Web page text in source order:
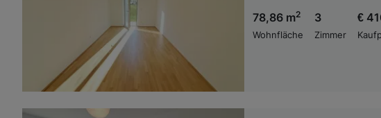
78,86 m2
Wohnfläche
3
Zimmer
€